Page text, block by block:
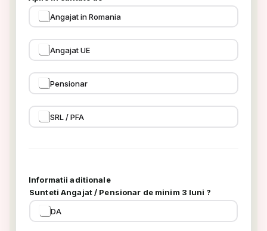
Angajat in Romania
Angajat UE
Pensionar
SRL / PFA
Informatii aditionale
Sunteti Angajat / Pensionar de minim 3 luni ?
DA